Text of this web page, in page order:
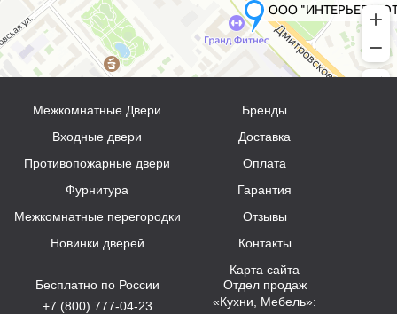
Межкомнатные Двери
Входные двери
Противопожарные двери
Фурнитура
Межкомнатные перегородки
Новинки дверей
Бренды
Доставка
Оплата
Гарантия
Отзывы
Контакты
Карта сайта
Бесплатно по России
+7 (800) 777-04-23
Отдел продаж
«Кухни, Мебель»: